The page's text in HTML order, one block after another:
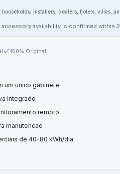
households, installers, dealers, hotels, villas,
accessory availability is confirmed
100% Original
um unico gabinete
integrado
remoto
manutencao
de 40-80 kWh/dia